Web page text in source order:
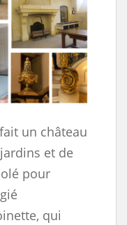
un château
et de
pour
qui